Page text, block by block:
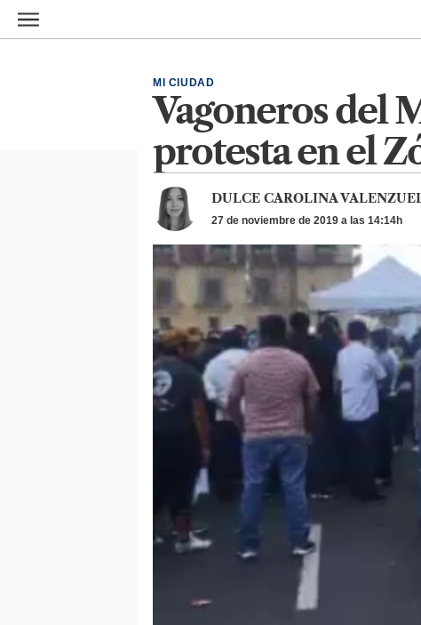
Ir al contenido principal
Vagoneros del
protesta en el
MI CIUDAD
DULCE CAROLINA
27 de noviembre de 2019 a las 14:14h